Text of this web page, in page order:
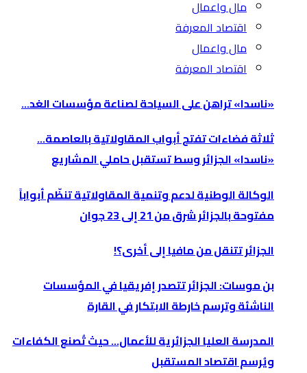
مال واعمال
اقتصاد المعرفة
مال واعمال
اقتصاد المعرفة
«ناسدا» تراهن على السياحة لصناعة مؤسسات الغد…
ثلاثة فضاءات تفتح أبواب المقاولاتية بالعاصمة…
«ناسدا» الجزائر وسط تستقبل حاملي المشاريع
الوكالة الوطنية لدعم وتنمية المقاولاتية تنظّم أبواباً
مفتوحة بالجزائر شرق من 21 إلى 23 جوان
الجزائر تتنقل من مافيا إلى أخرى؟!
بن موسات: الجزائر تتصدر إفريقيا في المؤسسات
الناشئة وترسم خارطة الابتكار في القارة
المدرسة العليا الجزائرية للأعمال… حيث تُصنع الكفاءات
ويُرسم اقتصاد المستقبل